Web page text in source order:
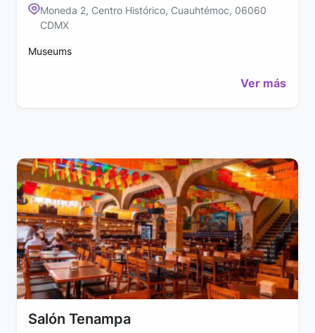
Moneda 2, Centro Histórico, Cuauhtémoc, 06060
CDMX
Museums
Ver más
Salón Tenampa